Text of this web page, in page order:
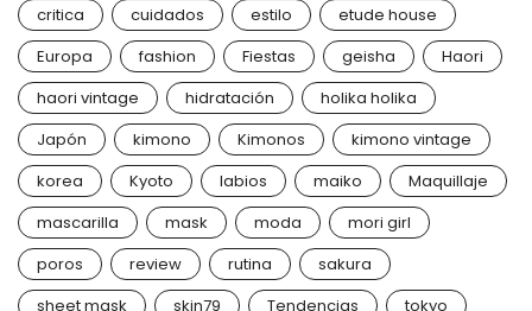
critica
cuidados estilo
etude house
Europa
fashion Fiestas geisha
Haori
haori vintage
hidratación
holika holika
Japón
kimono Kimonos
kimono vintage
korea
Kyoto labios maiko
Maquillaje
mascarilla
mask moda
mori girl
poros
review rutina
sakura
sheet mask
skin79 Tendencias tokyo